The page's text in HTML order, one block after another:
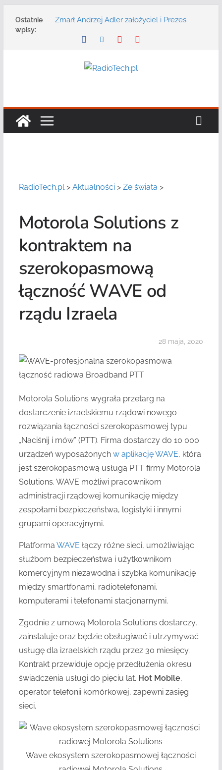
Ostatnie
wpisy:
Zmarł Andrzej Adler założyciel i Prezes
Radmor – największy polski producent
DGT wraz z partnerami zaprasza na
konferencję: „Bezpieczeństwo,
bezpieczeństwa publicznego usługę
RadioTech.pl> Aktualności> Ze świata >
Motorola Solutions z
kontraktem na
szerokopasmową
łączność WAVE od
rządu Izraela
28 maja, 2020
Motorola Solutions wygrała przetarg na
dostarczenie izraelskiemu rządowi nowego
rozwiązania łączności szerokopasmowej typu
„Naciśnij i mów” (PTT). Firma dostarczy do 10 000
urządzeń wyposażonych w aplikację WAVE, która
jest szerokopasmową usługą PTT firmy Motorola
Solutions. WAVE możliwi pracownikom
administracji rządowej komunikację między
zespołami bezpieczeństwa, logistyki i innymi
grupami operacyjnymi.
Platforma WAVE łączy różne sieci, umożliwiając
służbom bezpieczeństwa i użytkownikom
komercyjnym niezawodna i szybką komunikację
między smartfonami, radiotelefonami,
komputerami i telefonami stacjonarnymi.
Zgodnie z umową Motorola Solutions dostarczy,
zainstaluje oraz będzie obsługiwać i utrzymywać
usługę dla izraelskich rządu przez 30 miesięcy.
Kontrakt przewiduje opcję przedłużenia okresu
świadczenia usługi do pięciu lat. Hot Mobile,
operator telefonii komórkowej, zapewni zasięg
sieci.
Wave ekosystem szerokopasmowej łączności